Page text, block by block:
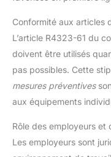
Conformité aux articles
L’article R4323-61 du
doivent être utilisés
pas possibles. Cette
mesures préventives
aux équipements
Rôle des employeurs et
Les employeurs sont